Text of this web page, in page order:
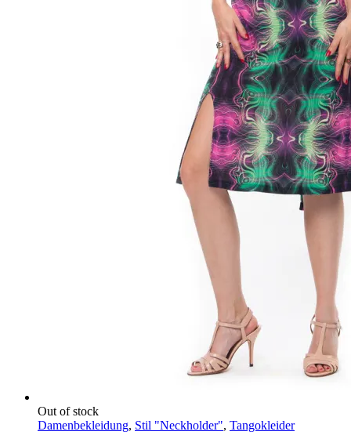
Out of stock
Damenbekleidung, Stil "Neckholder", Tangokleider